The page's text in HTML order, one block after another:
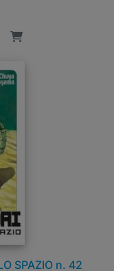
SPAZIO n. 42